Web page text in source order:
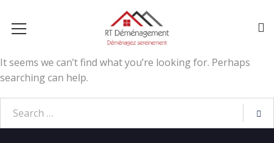
It seems we can’t find what you’re looking for. Perhaps
searching can help.